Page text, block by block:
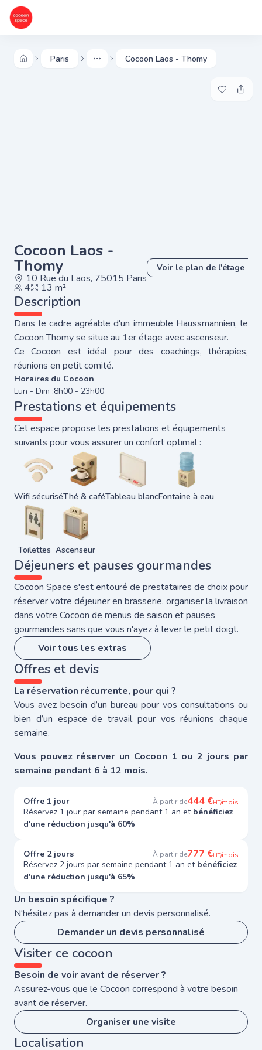
Paris More Cocoon Laos - Thomy
Ajouter à
Cocoon Laos -
Thomy
10 Rue du Laos, 75015 Paris
4 13 m²
Voir le plan de l'étage
Description
Dans le cadre agréable d'un immeuble Haussmannien, le
Cocoon Thomy se situe au 1er étage avec ascenseur.
Ce Cocoon est idéal pour des coachings, thérapies,
réunions en petit comité.
Horaires du Cocoon
Lun - Dim :8h00 - 23h00
Prestations et équipements
Cet espace propose les prestations et équipements
suivants pour vous assurer un confort optimal :
Wifi sécuriséThé & caféTableau blancFontaine à eau
Toilettes Ascenseur
Déjeuners et pauses gourmandes
Cocoon Space s'est entouré de prestataires de choix pour
réserver votre déjeuner en brasserie, organiser la livraison
dans votre Cocoon de menus de saison et pauses
gourmandes sans que vous n'ayez à lever le petit doigt.
Voir tous les extras
Offres et devis
La réservation récurrente, pour qui ?
Vous avez besoin d’un bureau pour vos consultations ou
bien d’un espace de travail pour vos réunions chaque
semaine.
Vous pouvez réserver un Cocoon 1 ou 2 jours par
semaine pendant 6 à 12 mois.
Offre 1 jour À partir de444 €HT/mois
Réservez 1 jour par semaine pendant 1 an et bénéficiez
d'une réduction jusqu'à 60%
Offre 2 jours À partir de777 €HT/mois
Réservez 2 jours par semaine pendant 1 an et bénéficiez
d'une réduction jusqu'à 65%
Un besoin spécifique ?
N'hésitez pas à demander un devis personnalisé.
Demander un devis personnalisé
Visiter ce cocoon
Besoin de voir avant de réserver ?
Assurez-vous que le Cocoon correspond à votre besoin
avant de réserver.
Organiser une visite
Localisation